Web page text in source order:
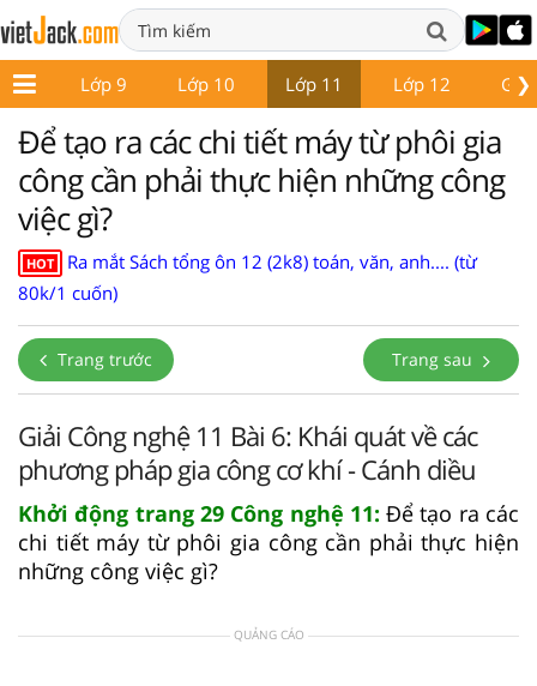
❯
8 Lớp 9 Lớp 10 Lớp 11 Lớp 12
Để tạo ra các chi tiết máy từ phôi gia
công cần phải thực hiện những công
việc gì?
HOT
Ra mắt Sách tổng ôn 12 (2k8) toán, văn, anh.... (từ
80k/1 cuốn)
Trang trước Trang sau
Giải Công nghệ 11 Bài 6: Khái quát về các
phương pháp gia công cơ khí - Cánh diều
Khởi động trang 29 Công nghệ 11:Để tạo ra các
chi tiết máy từ phôi gia công cần phải thực hiện
những công việc gì?
QUẢNG CÁO